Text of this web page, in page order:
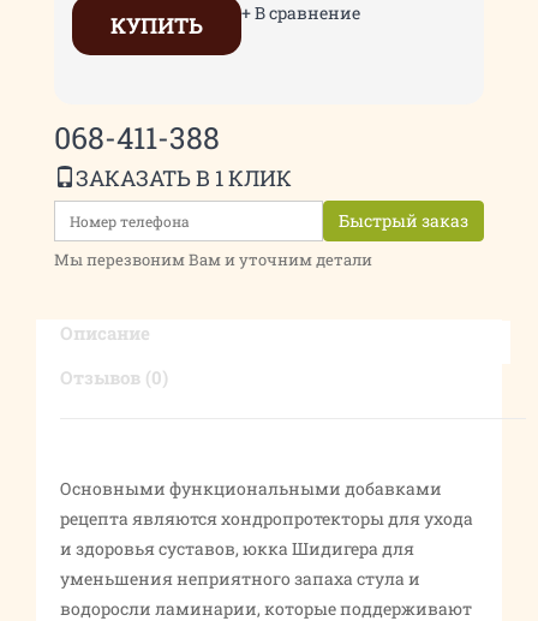
КУПИТЬ + В сравнение
068-411-388
ЗАКАЗАТЬ В 1 КЛИК
Быстрый заказ
Мы перезвоним Вам и уточним детали
Описание
Отзывов (0)
Основными функциональными добавками
рецепта являются хондропротекторы для ухода
и здоровья суставов, юкка Шидигера для
уменьшения неприятного запаха стула и
водоросли ламинарии, которые поддерживают